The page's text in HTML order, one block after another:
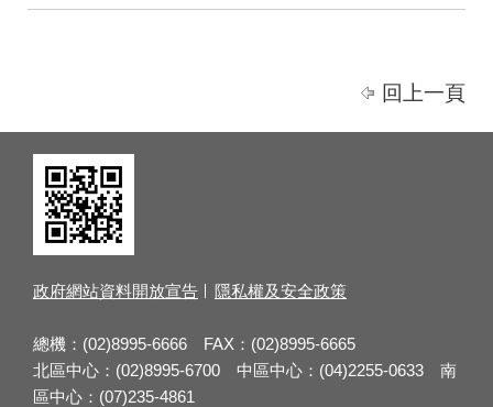
回上一頁
政府網站資料開放宣告 隱私權及安全政策
總機：(02)8995-6666 FAX：(02)8995-6665
北區中心：(02)8995-6700 中區中心：(04)2255-0633 南
區中心：(07)235-4861